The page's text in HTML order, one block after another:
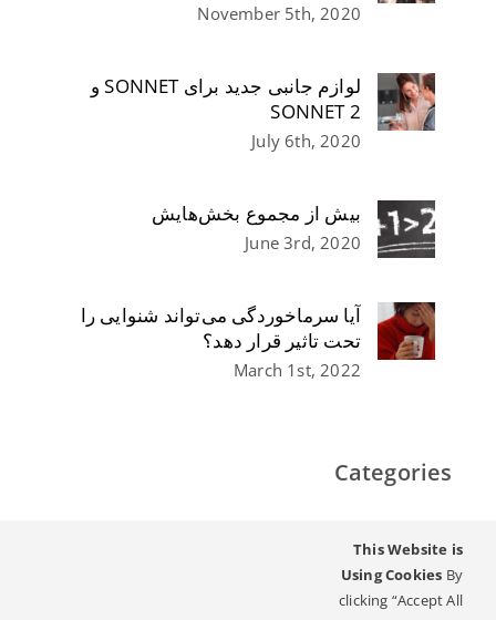
November 5th, 2020
لوازم جانبی جدید برای SONNET و
SONNET 2
July 6th, 2020
بیش از مجموع بخش‌هایش
June 3rd, 2020
آیا سرماخوردگی می‌تواند شنوایی را
تحت تاثیر قرار دهد؟
March 1st, 2022
Categories
شنوایی مادام‌العمر – راهنمای ایمپلنت شنوایی
شنوایی و کم شنوایی
This Website is
Using Cookies By
clicking “Accept All